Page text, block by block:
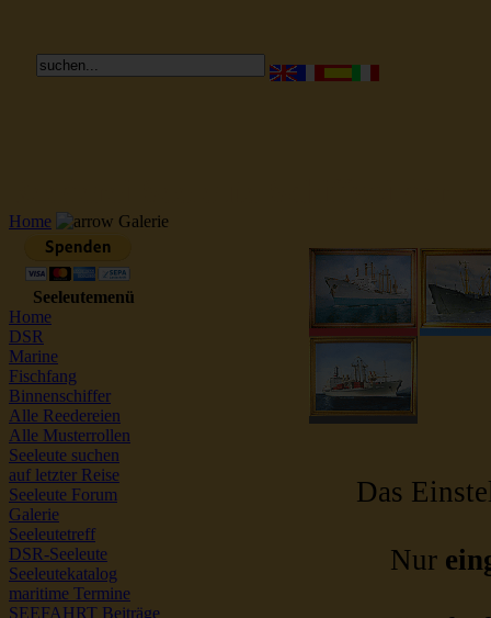
Home Galerie
Seeleutemenü
Home
DSR
Marine
Fischfang
Binnenschiffer
Alle Reedereien
Alle Musterrollen
Seeleute suchen
auf letzter Reise
Seeleute Forum
Galerie
Seeleutetreff
DSR-Seeleute
Seeleutekatalog
maritime Termine
SEEFAHRT Beiträge
Das
Nur